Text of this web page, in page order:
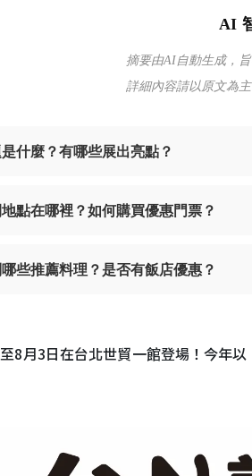
AI
摘要由AI自動生成，
詳細內容請以原文為
什麼？有哪些展出亮點？
點在哪裡？如何購買優惠門票？
些推薦料理？是否有飯店優惠？
8月3日在台北世貿一館登場！今年